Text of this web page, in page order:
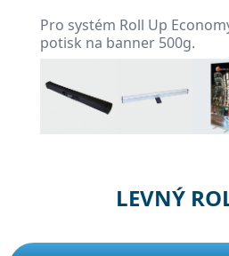
Pro systém Roll Up
potisk na banner 500g.
LEVNÝ